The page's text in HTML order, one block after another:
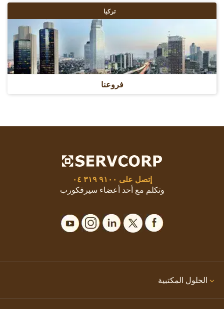
تركيا
فروعنا
إتصل على ٩١٠٠ ٣١٩ ٠٤
وتكلم مع أحد أعضاء سيرفكورب
الحلول المكتبية